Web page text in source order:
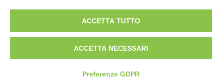
ACCETTA TUTTO
ACCETTA NECESSARI
Preferenze GDPR